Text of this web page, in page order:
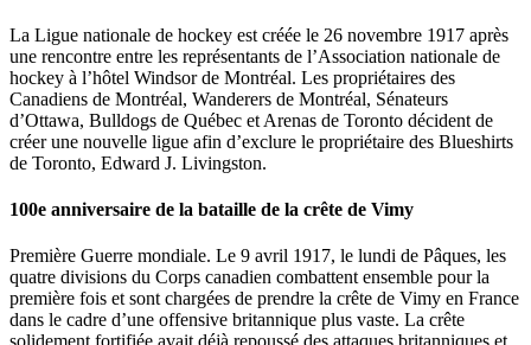
La Ligue nationale de hockey est créée le 26 novembre 1917 après
une rencontre entre les représentants de l’Association nationale de
hockey à l’hôtel Windsor de Montréal. Les propriétaires des
Canadiens de Montréal, Wanderers de Montréal, Sénateurs
d’Ottawa, Bulldogs de Québec et Arenas de Toronto décident de
créer une nouvelle ligue afin d’exclure le propriétaire des Blueshirts
de Toronto, Edward J. Livingston.
100e anniversaire de la bataille de la crête de Vimy
Première Guerre mondiale. Le 9 avril 1917, le lundi de Pâques, les
quatre divisions du Corps canadien combattent ensemble pour la
première fois et sont chargées de prendre la crête de Vimy en France
dans le cadre d’une offensive britannique plus vaste. La crête
solidement fortifiée avait déjà repoussé des attaques britanniques et